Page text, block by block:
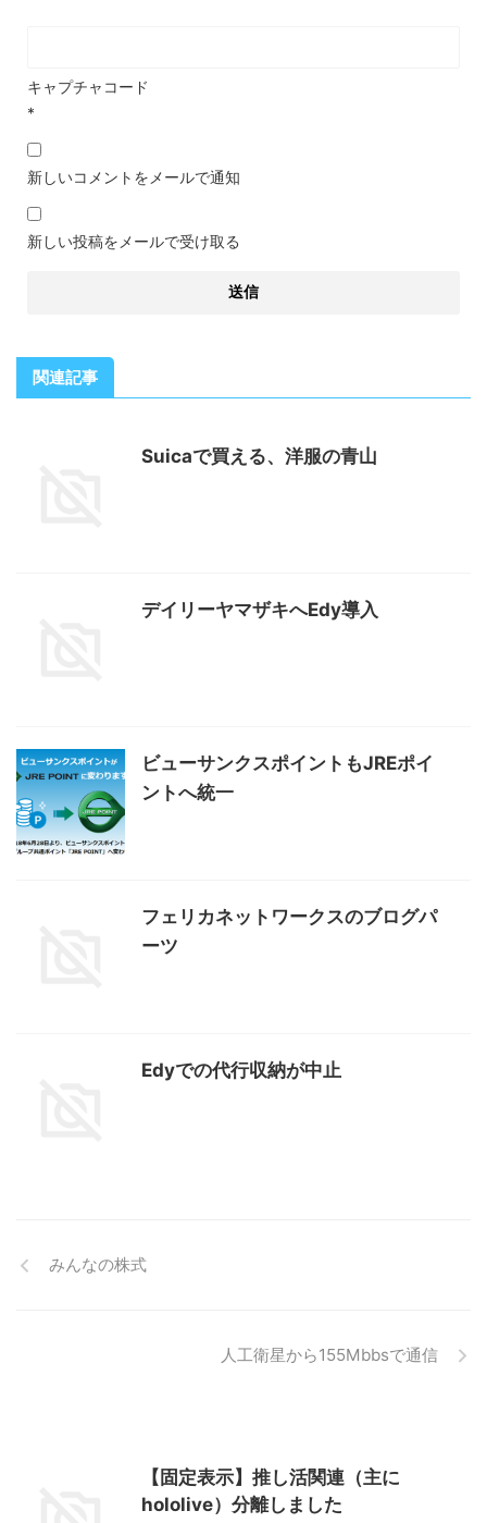
キャプチャコード
*
新しいコメントをメールで通知
新しい投稿をメールで受け取る
関連記事
Suicaで買える、洋服の青山
デイリーヤマザキへEdy導入
ビューサンクスポイントもJREポイ
ントへ統一
フェリカネットワークスのブログパ
ーツ
Edyでの代行収納が中止
みんなの株式
人工衛星から155Mbbsで通信
【固定表示】推し活関連（主に
hololive）分離しました